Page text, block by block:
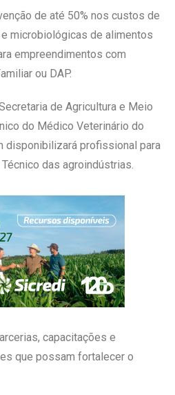
de até 50% nos custos de
microbiológicas de alimentos
empreendimentos com
ou DAP.
de Agricultura e Meio
do Médico Veterinário do
disponibilizará profissional para
das agroindústrias.
capacitações e
que possam fortalecer o